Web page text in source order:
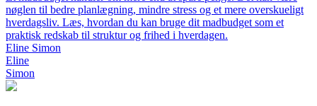
nøglen til bedre planlægning, mindre stress og et mere overskueligt
hverdagsliv. Læs, hvordan du kan bruge dit madbudget som et
praktisk redskab til struktur og frihed i hverdagen.
Eline Simon
Eline
Simon